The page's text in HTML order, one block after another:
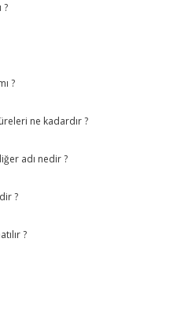
?
?
ne kadardır ?
adı nedir ?
?
?